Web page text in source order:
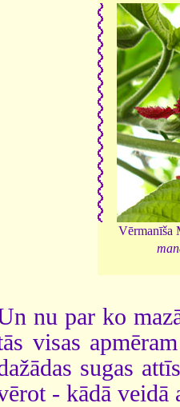
Vērmanīša
nu par ko
visas
sugas
- kādā veidā